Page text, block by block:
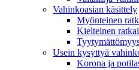
Vahinkoasian käsittely
Myönteinen
Kielteinen
Usein kysyttyä
Korona ja